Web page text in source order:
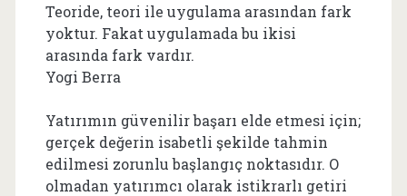
Teoride, teori ile uygulama arasından fark
yoktur. Fakat uygulamada bu ikisi
arasında fark vardır.
Yogi Berra
Yatırımın güvenilir başarı elde etmesi için;
gerçek değerin isabetli şekilde tahmin
edilmesi zorunlu başlangıç noktasıdır. O
olmadan yatırımcı olarak istikrarlı getiri